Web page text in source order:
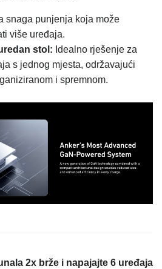
snaga punjenja koja može
više uređaja.
stol: Idealno rješenje za
s jednog mjesta, održavajući
i spremnom.
2x brže i napajajte 6 uređaja